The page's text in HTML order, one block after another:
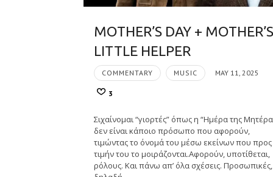
MOTHER’S DAY + MOTHER’S
LITTLE HELPER
COMMENTARY MUSIC MAY 11, 2025
3
Σιχαίνομαι “γιορτές” όπως η “Ημέρα της
δεν είναι κάποιο πρόσωπο που αφορούν,
τιμώντας το όνομά του μέσω εκείνων που προς
τιμήν του το μοιράζονται.Αφορούν, υποτίθεται,
ρόλους. Και πάνω απ’ όλα σχέσεις. Προσωπικές,